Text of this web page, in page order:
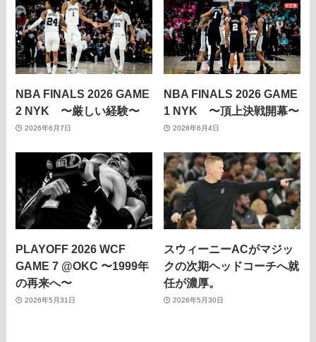
NBA FINALS 2026 GAME
2 NYK 〜厳しい経験〜
2026年6月7日
NBA FINALS 2026 GAME
1 NYK 〜頂上決戦開幕〜
2026年6月4日
PLAYOFF 2026 WCF
GAME 7 @OKC 〜1999年
の再来へ〜
2026年5月31日
スウィーニーACがマジッ
クの次期ヘッドコーチへ就
任が濃厚。
2026年5月30日